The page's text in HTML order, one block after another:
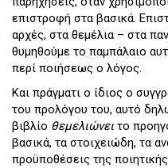
επιστροφή στα βασικά.
αρχές, στα θεμέλια – στα
θυμηθούμε το παμπάλαιο
περί ποιήσεως ο λόγος.
Και πράγματι ο ίδιος ο
του προλόγου του, αυτό
βιβλίο θεμελιώνει το
βασικά, τα στοιχειώδη, τα
προϋποθέσεις της